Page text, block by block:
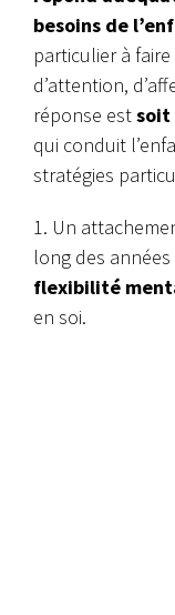
besoins de
particulier à
d’attention,
réponse estsoit
qui conduit
stratégies
1. Un
long des
flexibilité
en soi.